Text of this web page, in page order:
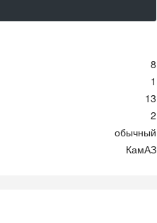
8
1
13
2
обычный
КамАЗ